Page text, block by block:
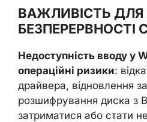
ВАЖЛИВІСТЬ ДЛЯ
БЕЗПЕРЕРВНОСТІ
Недоступність вводу у
операційні ризики:
драйвера, відновлення
розшифрування диска з
затриматися або стати